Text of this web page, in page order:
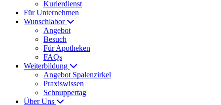
Kurierdienst
Für Unternehmen
Wunschlabor
Angebot
Besuch
Für Apotheken
FAQs
Weiterbildung
Angebot Spalenzirkel
Praxiswissen
Schnuppertag
Über Uns